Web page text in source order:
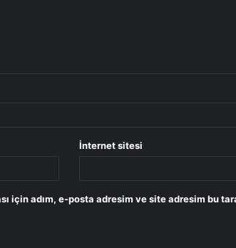
İnternet sitesi
için adım, e-posta adresim ve site adresim bu